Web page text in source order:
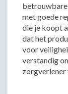
met goede
die je koopt
dat het
voor
verstandig